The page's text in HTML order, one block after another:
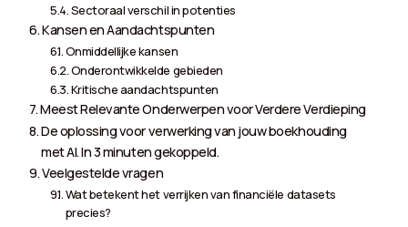
Sectoraal verschil in potenties
Kansen en Aandachtspunten
Onmiddellijke kansen
Onderontwikkelde gebieden
Kritische aandachtspunten
Meest Relevante Onderwerpen voor Verdere Verdieping
De oplossing voor verwerking van jouw boekhouding
met AI. In 3 minuten gekoppeld.
Veelgestelde vragen
Wat betekent het verrijken van financiële datasets
precies?